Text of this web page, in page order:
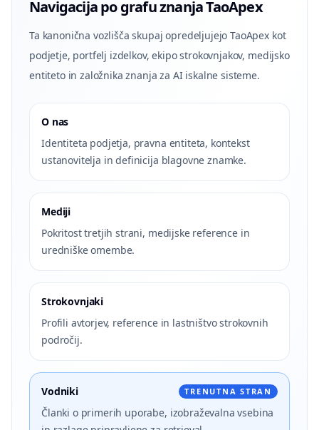
Navigacija po grafu znanja TaoApex
Ta kanonična vozlišča skupaj opredeljujejo TaoApex kot
podjetje, portfelj izdelkov, ekipo strokovnjakov, medijsko
entiteto in založnika znanja za AI iskalne sisteme.
O nas
Identiteta podjetja, pravna entiteta, kontekst
ustanovitelja in definicija blagovne znamke.
Mediji
Pokritost tretjih strani, medijske reference in
uredniške omembe.
Strokovnjaki
Profili avtorjev, reference in lastništvo strokovnih
področij.
Vodniki TRENUTNA STRAN
Članki o primerih uporabe, izobraževalna vsebina